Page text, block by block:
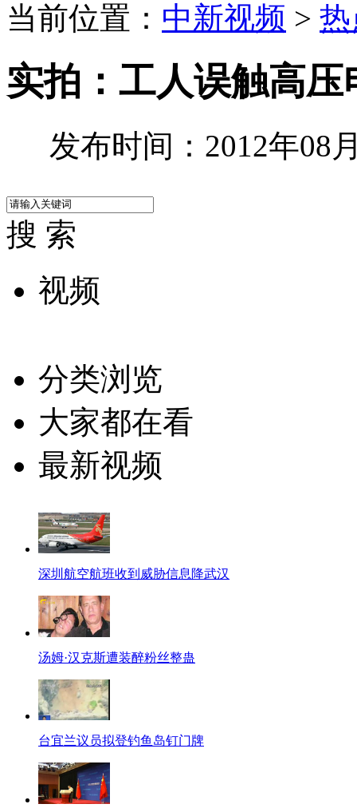
当前位置： 中新视频 >
实拍：工人误触高
发布时间：2012年08
搜 索
视频
分类浏览
大家都在看
最新视频
深圳航空航班收到威胁信息降武汉
汤姆·汉克斯遭装醉粉丝整蛊
台宜兰议员拟登钓鱼岛钉门牌